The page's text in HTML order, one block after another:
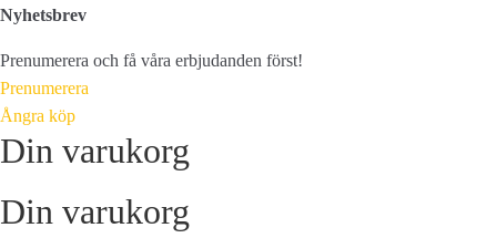
Nyhetsbrev
Prenumerera och få våra erbjudanden först!
Prenumerera
Ångra köp
Din varukorg
Din varukorg